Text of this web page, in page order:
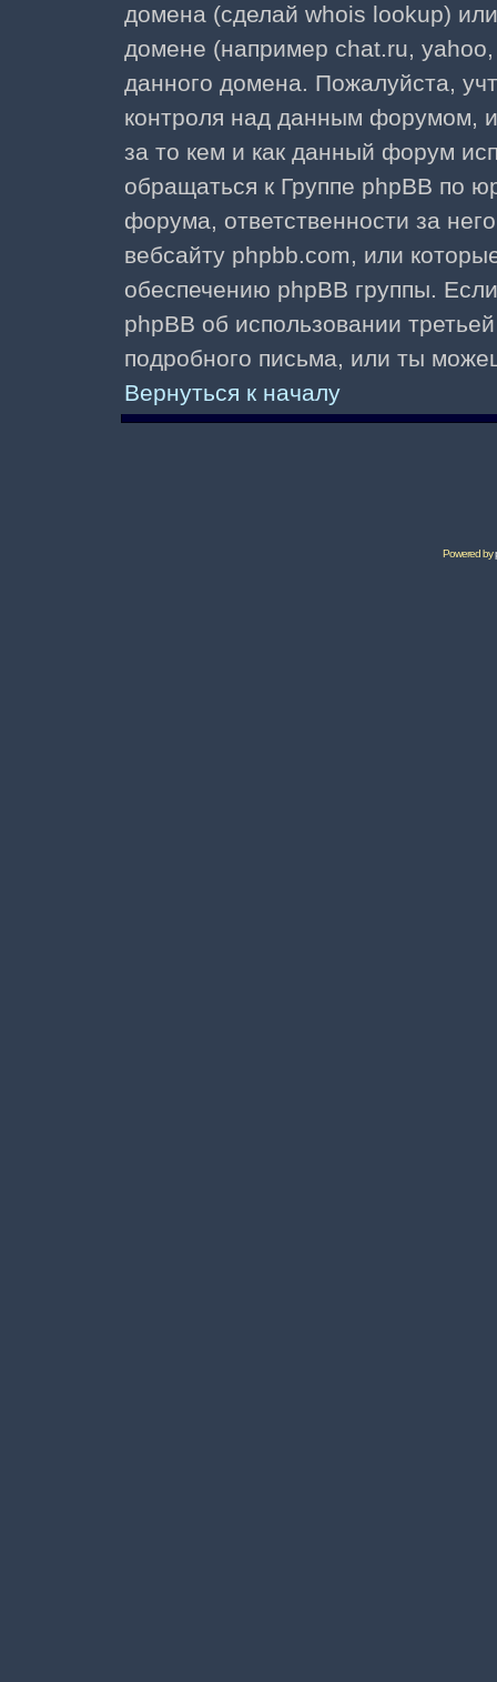
домена (сделай whois lookup)
домене (например chat.ru,
данного домена. Пожалуйста,
контроля над данным форумом,
за то кем и как данный форум
обращаться к Группе phpBB по
форума, ответственности за
вебсайту phpbb.com, или
обеспечению phpBB группы.
phpBB об использовании
подробного письма, или ты
Вернуться к началу
Powered by